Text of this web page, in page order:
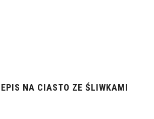
NA CIASTO ZE ŚLIWKAMI